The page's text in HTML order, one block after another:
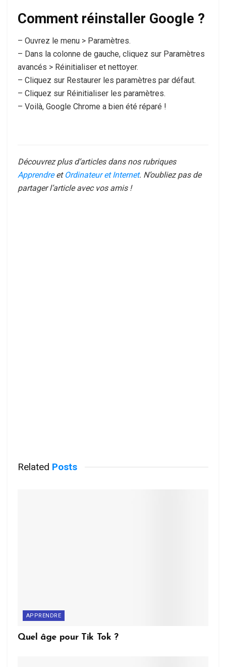
Comment réinstaller Google ?
– Ouvrez le menu > Paramètres.
– Dans la colonne de gauche, cliquez sur Paramètres
avancés > Réinitialiser et nettoyer.
– Cliquez sur Restaurer les paramètres par défaut.
– Cliquez sur Réinitialiser les paramètres.
– Voilà, Google Chrome a bien été réparé !
Découvrez plus d’articles dans nos rubriques
Apprendreet Ordinateur et Internet. N’oubliez pas de
partager l’article avec vos amis !
Related Posts
APPRENDRE
Quel âge pour Tik Tok ?